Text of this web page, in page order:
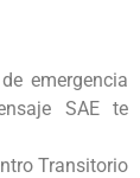
emergencia
SAE te
Transitorio